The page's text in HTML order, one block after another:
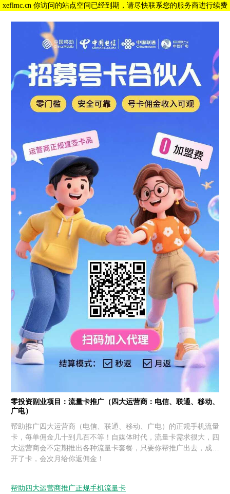
xeflmc.cn 你访问的站点空间已经到期，请尽快联系您的服务商进行续费
零投资副业项目：流量卡推广（四大运营商：电信、联通、移动、
广电）
帮助推广四大运营商（电信、联通、移动、广电）的正规手机流量
卡，每单佣金几十到几百不等！自媒体时代，流量卡需求很大，四
大运营商会不定期推出各种流量卡套餐，只要你帮推广出去，成功
开了卡，会次月给你返佣金！
帮助四大运营商推广正规手机流量卡